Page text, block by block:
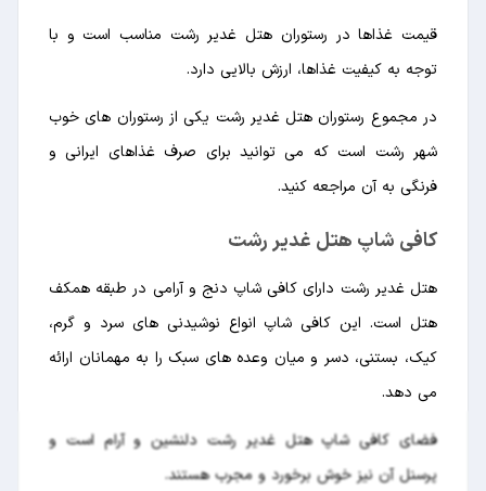
قیمت غذاها در رستوران هتل غدیر رشت مناسب است و با
توجه به کیفیت غذاها، ارزش بالایی دارد.
در مجموع رستوران هتل غدیر رشت یکی از رستوران های خوب
شهر رشت است که می توانید برای صرف غذاهای ایرانی و
فرنگی به آن مراجعه کنید.
کافی شاپ هتل غدیر رشت
هتل غدیر رشت دارای کافی شاپ دنج و آرامی در طبقه همکف
هتل است. این کافی شاپ انواع نوشیدنی های سرد و گرم،
کیک، بستنی، دسر و میان وعده های سبک را به مهمانان ارائه
می دهد.
فضای کافی شاپ هتل غدیر رشت دلنشین و آرام است و
پرسنل آن نیز خوش برخورد و مجرب هستند.